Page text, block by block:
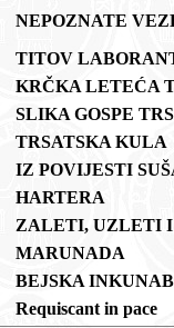
NEPOZNATE
TITOV
KRČKA LETEĆA
SLIKA GOSPE
TRSATSKA KULA
IZ POVIJESTI
HARTERA
ZALETI, UZLETI I
MARUNADA
BEJSKA
Requiscant in pace